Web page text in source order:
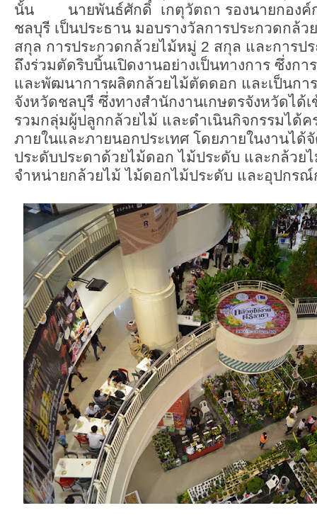
นั้น นายพันธ์ศักดิ์ เกตุวัตถา รองนายกองค์ก
ชลบุรี เป็นประธาน มอบรางวัลการประกวดกล้ว
สกุล การประกวดกล้วยไม้หมู่ 2 สกุล และการป
ถึงร่วมตัดริบบิ้นเปิดงานอย่างเป็นทางการ ซึ่งกา
และพัฒนาการผลิตกล้วยไม้ตัดดอก และเป็นกา
จังหวัดชลบุรี ซึ่งทางสำนักงานเกษตรจังหวัดได้
รวมกลุ่มผู้ปลูกกล้วยไม้ และดำเนินกิจกรรมได้ค
ภายในและภายนอกประเทศ โดยภายในงานได้
ประดับประดาด้วยไม้ดอก ไม้ประดับ และกล้วย
จำหน่ายกล้วยไม้ ไม้ดอกไม้ประดับ และอุปกรณ์